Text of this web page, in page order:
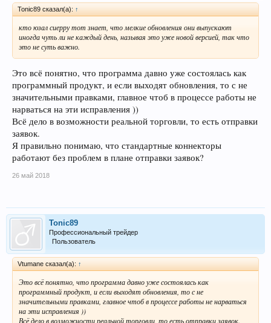
Tonic89 сказал(а): ↑
кто юзал сиерру тот знает, что мелкие обновления они выпускают
иногда чуть ли не каждый день, называя это уже новой версией, так что
это не суть важно.
Это всё понятно, что программа давно уже состоялась как
программный продукт, и если выходят обновления, то с не
значительными правками, главное чтоб в процессе работы не
нарваться на эти исправления ))
Всё дело в возможности реальной торговли, то есть отправки
заявок.
Я правильно понимаю, что стандартные коннекторы
работают без проблем в плане отправки заявок?
26 май 2018
Tonic89
Профессиональный трейдер
Пользователь
Vtumane сказал(а): ↑
Это всё понятно, что программа давно уже состоялась как
программный продукт, и если выходят обновления, то с не
значительными правками, главное чтоб в процессе работы не нарваться
на эти исправления ))
Всё дело в возможности реальной торговли, то есть отправки заявок.